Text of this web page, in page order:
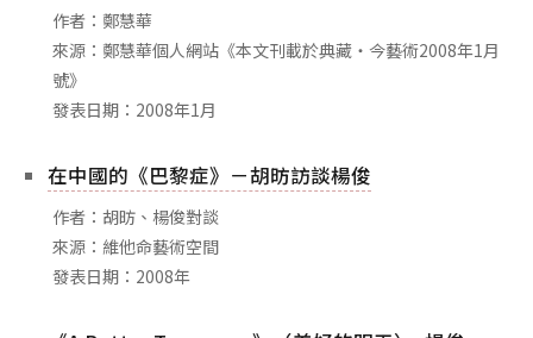
作者：鄭慧華
來源：鄭慧華個人網站《本文刊載於典藏‧今藝術2008年1月
號》
發表日期：2008年1月
在中國的《巴黎症》－胡昉訪談楊俊
作者：胡昉、楊俊對談
來源：維他命藝術空間
發表日期：2008年